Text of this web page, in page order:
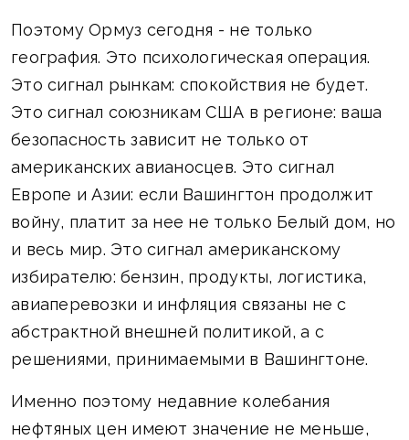
Поэтому Ормуз сегодня - не только
география. Это психологическая операция.
Это сигнал рынкам: спокойствия не будет.
Это сигнал союзникам США в регионе: ваша
безопасность зависит не только от
американских авианосцев. Это сигнал
Европе и Азии: если Вашингтон продолжит
войну, платит за нее не только Белый дом, но
и весь мир. Это сигнал американскому
избирателю: бензин, продукты, логистика,
авиаперевозки и инфляция связаны не с
абстрактной внешней политикой, а с
решениями, принимаемыми в Вашингтоне.
Именно поэтому недавние колебания
нефтяных цен имеют значение не меньше,